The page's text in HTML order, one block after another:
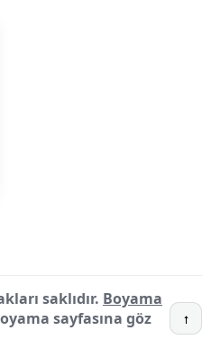
saklıdır. Boyama
sayfasına göz
↑